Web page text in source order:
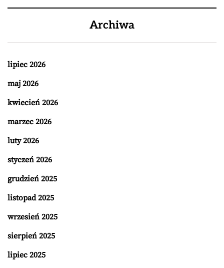
Archiwa
lipiec 2026
maj 2026
kwiecień 2026
marzec 2026
luty 2026
styczeń 2026
grudzień 2025
listopad 2025
wrzesień 2025
sierpień 2025
lipiec 2025